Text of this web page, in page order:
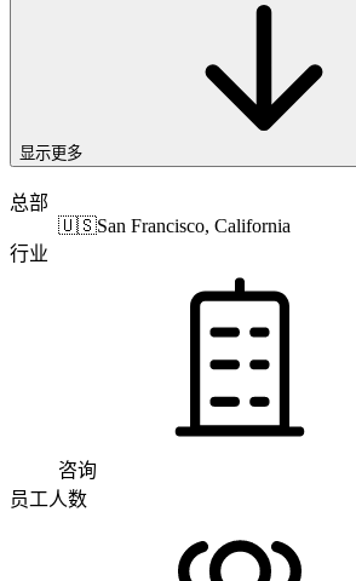
显示更多
总部
🇺🇸San Francisco, California
行业
咨询
员工人数